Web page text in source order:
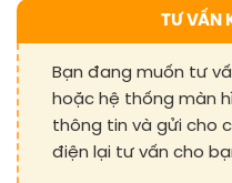
TƯ VẤN
Bạn đang muốn tư
hoặc hệ thống màn
thông tin và gửi cho
điện lại tư vấn cho